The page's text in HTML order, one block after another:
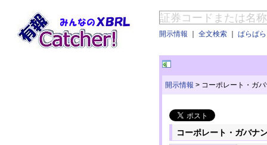
開示情報 ｜ 全文検索 ｜ ぱらぱ
開示情報 > コーポレート・ガ
コーポレート・ガバナ